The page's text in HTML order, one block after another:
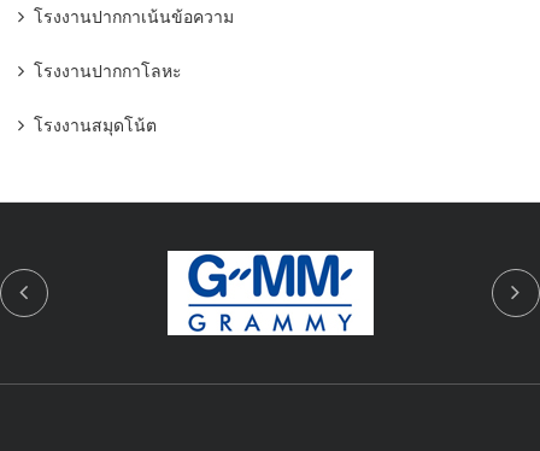
โรงงานปากกาเน้นข้อความ
โรงงานปากกาโลหะ
โรงงานสมุดโน้ต